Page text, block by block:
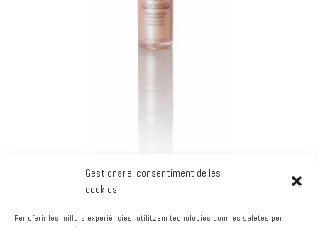
Gestionar el consentiment de les
cookies
Per oferir les millors experiències, utilitzem tecnologies com les galetes per